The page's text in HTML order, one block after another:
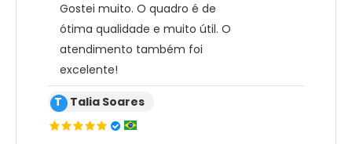
Gostei muito. O quadro é de
ótima qualidade e muito útil. O
atendimento também foi
excelente!
T Talia Soares